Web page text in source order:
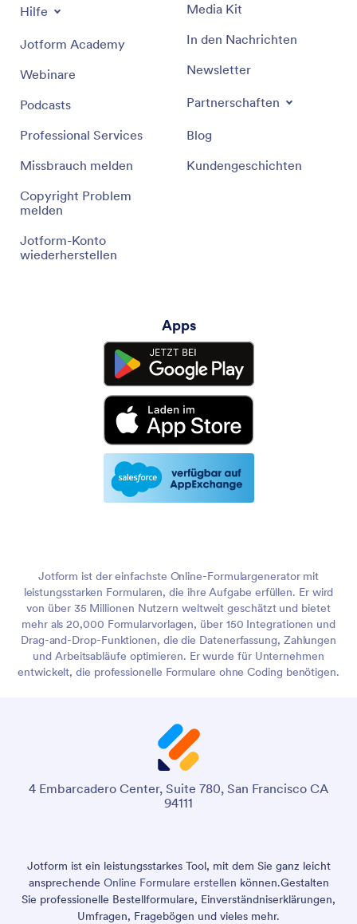
Hilfe
Jotform Academy
Webinare
Podcasts
Professional Services
Missbrauch melden
Copyright Problem
melden
Jotform-Konto
wiederherstellen
Media Kit
In den Nachrichten
Newsletter
Partnerschaften
Blog
Kundengeschichten
Apps
Jotform ist der einfachste Online-Formulargenerator mit
leistungsstarken Formularen, die ihre Aufgabe erfüllen. Er wird
von über 35 Millionen Nutzern weltweit geschätzt und bietet
mehr als 20,000 Formularvorlagen, über 150 Integrationen und
Drag-and-Drop-Funktionen, die die Datenerfassung, Zahlungen
und Arbeitsabläufe optimieren. Er wurde für Unternehmen
entwickelt, die professionelle Formulare ohne Coding benötigen.
4 Embarcadero Center, Suite 780, San Francisco CA
94111
Jotform ist ein leistungsstarkes Tool, mit dem Sie ganz leicht
ansprechende Online Formulare erstellen können.Gestalten
Sie professionelle Bestellformulare, Einverständniserklärungen,
Umfragen, Fragebögen und vieles mehr.